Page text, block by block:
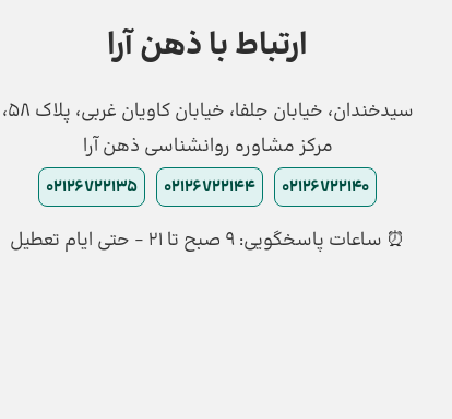
ارتباط با ذهن آرا
سیدخندان، خیابان جلفا، خیابان کاویان غربی، پلاک 58،
مرکز مشاوره روانشناسی ذهن آرا
02126722140
02126722144
02126722135
⏰ ساعات پاسخگویی: ۹ صبح تا ۲۱ - حتی ایام تعطیل